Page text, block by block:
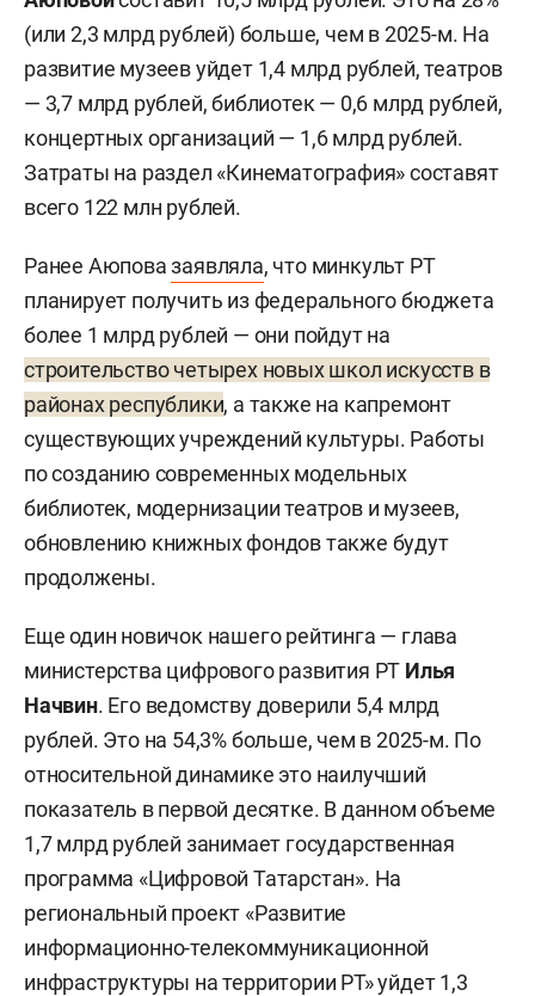
(или 2,3 млрд рублей) больше, чем в 2025-м. На
развитие музеев уйдет 1,4 млрд рублей, театров
— 3,7 млрд рублей, библиотек — 0,6 млрд рублей,
концертных организаций — 1,6 млрд рублей.
Затраты на раздел «Кинематография» составят
всего 122 млн рублей.
Ранее Аюповазаявляла, что минкульт РТ
планирует получить из федерального бюджета
более 1 млрд рублей — они пойдут на
строительство четырех новых школ искусств в
районах республики, а также на капремонт
существующих учреждений культуры. Работы
по созданию современных модельных
библиотек, модернизации театров и музеев,
обновлению книжных фондов также будут
продолжены.
Еще один новичок нашего рейтинга — глава
министерства цифрового развития РТ Илья
Начвин. Его ведомству доверили 5,4 млрд
рублей. Это на 54,3% больше, чем в 2025-м. По
относительной динамике это наилучший
показатель в первой десятке. В данном объеме
1,7 млрд рублей занимает государственная
программа «Цифровой Татарстан». На
региональный проект «Развитие
информационно-телекоммуникационной
инфраструктуры на территории РТ» уйдет 1,3